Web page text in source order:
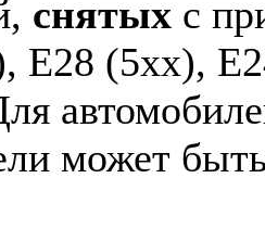
снятых с
E28 (5xx),
может